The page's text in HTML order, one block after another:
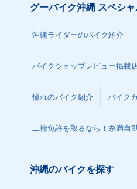
グーバイク沖縄 スペシ
沖縄ライダーのバイク紹介
バイクショップレビュー掲載
憧れのバイク紹介 バイク
二輪免許を取るなら！糸満自
沖縄のバイクを探す